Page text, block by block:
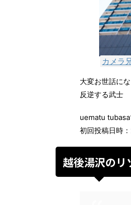
カメラ
大変お世話に
反逆する武士
uematu tubasa
初回投稿日時
越後湯沢のリ